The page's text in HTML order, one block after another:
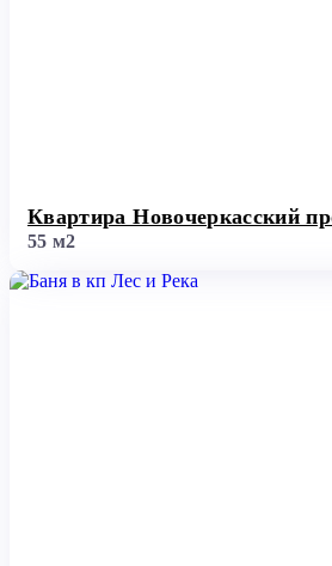
Квартира Новочеркасский
55 м2